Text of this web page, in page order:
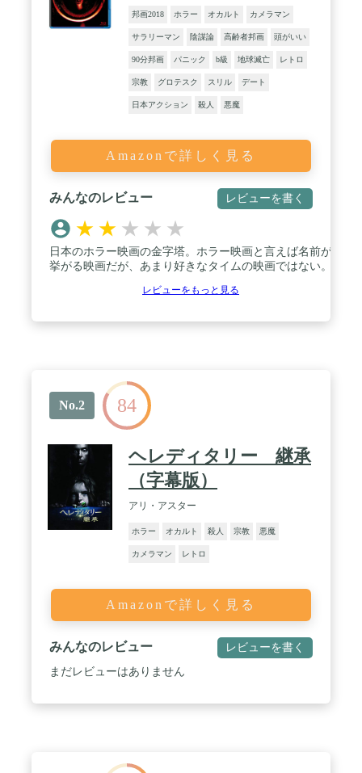
邦画2018 ホラー オカルト カメラマン
サラリーマン 陰謀論 高齢者邦画 頭がいい
90分邦画 パニック b級 地球滅亡 レトロ
宗教 グロテスク スリル デート
日本アクション 殺人 悪魔
Amazonで詳しく見る
みんなのレビュー レビューを書く
★ ★ ★ ★ ★
日本のホラー映画の金字塔。ホラー映画と言えば名前が
挙がる映画だが、あまり好きなタイムの映画ではない。
レビューをもっと見る
No.2 84
ヘレディタリー 継承
（字幕版）
アリ・アスター
ホラー オカルト 殺人 宗教 悪魔
カメラマン レトロ
Amazonで詳しく見る
みんなのレビュー レビューを書く
まだレビューはありません